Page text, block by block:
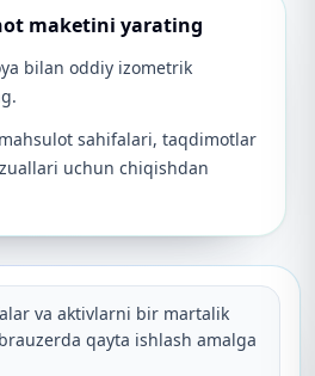
maketini yarating
bilan oddiy izometrik
sahifalari, taqdimotlar
uchun chiqishdan
va aktivlarni bir martalik
qayta ishlash amalga